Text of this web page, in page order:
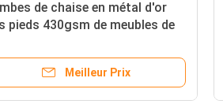
de chaise en métal d'or
pieds 430gsm de meubles de
Meilleur Prix